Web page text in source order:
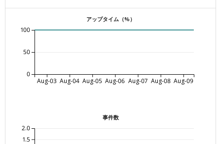
アップタイム（%）
Aug-03 Aug-04 Aug-05 Aug-06 Aug-07 Aug-08 Aug-09
0
50
100
事件数
1.5
2.0